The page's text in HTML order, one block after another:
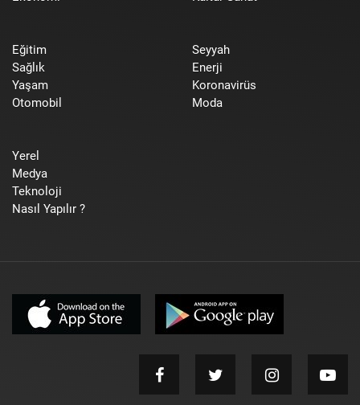
Eğitim
Sağlık
Yaşam
Otomobil
Seyyah
Enerji
Koronavirüs
Moda
Yerel
Medya
Teknoloji
Nasıl Yapılır ?